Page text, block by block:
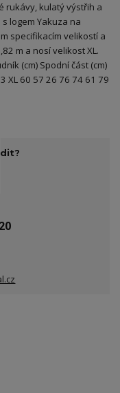
rukávy, kulatý výstřih a
logem Yakuza na
specifikacím velikostí a
m a nosí velikost XL.
(cm) Spodní část (cm)
XL 60 57 26 76 74 61 79